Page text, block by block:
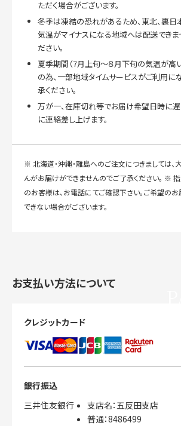
ただく場合がございます。
冬季は凍結の恐れがあるため、東北、裏日
気温がマイナスになる地域へは配送できま
ださい。
夏季期間（7月上旬～８月下旬の気温が高
の為、一部地域タイムサービスがご利用に
承ください。
万が一、在庫切れ等でお届け希望日時に
に連絡差し上げます。
※ 北海道・沖縄・離島へのご注文につきましては、
んがお届けができませんのでご了承ください。 ※
のお客様は、お電話にてご確認下さい。ご希望の
できない場合がございます。
お支払い方法について
クレジットカード
銀行振込
三井住友銀行
支店名：五反田支店
普通：8486499